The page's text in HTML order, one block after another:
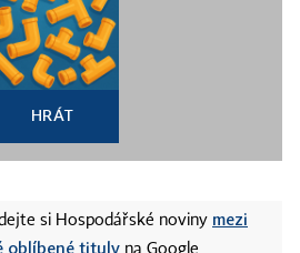
HRÁT
si Hospodářské noviny mezi
oblíbené tituly na Google